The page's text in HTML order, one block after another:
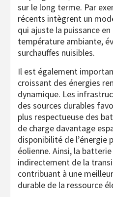
sur le long terme. Par
récents intègrent un
qui ajuste la puissance
température ambiante,
surchauffes nuisibles.
Il est également
croissant des énergies
dynamique. Les
des sources durables
plus respectueuse des
de charge davantage
disponibilité de l’énergie
éolienne. Ainsi, la
indirectement de la
contribuant à une
durable de la ressource